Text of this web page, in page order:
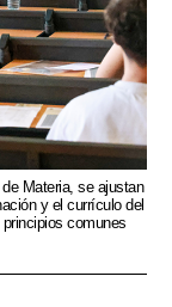
Materia, se ajustan
y el currículo del
comunes